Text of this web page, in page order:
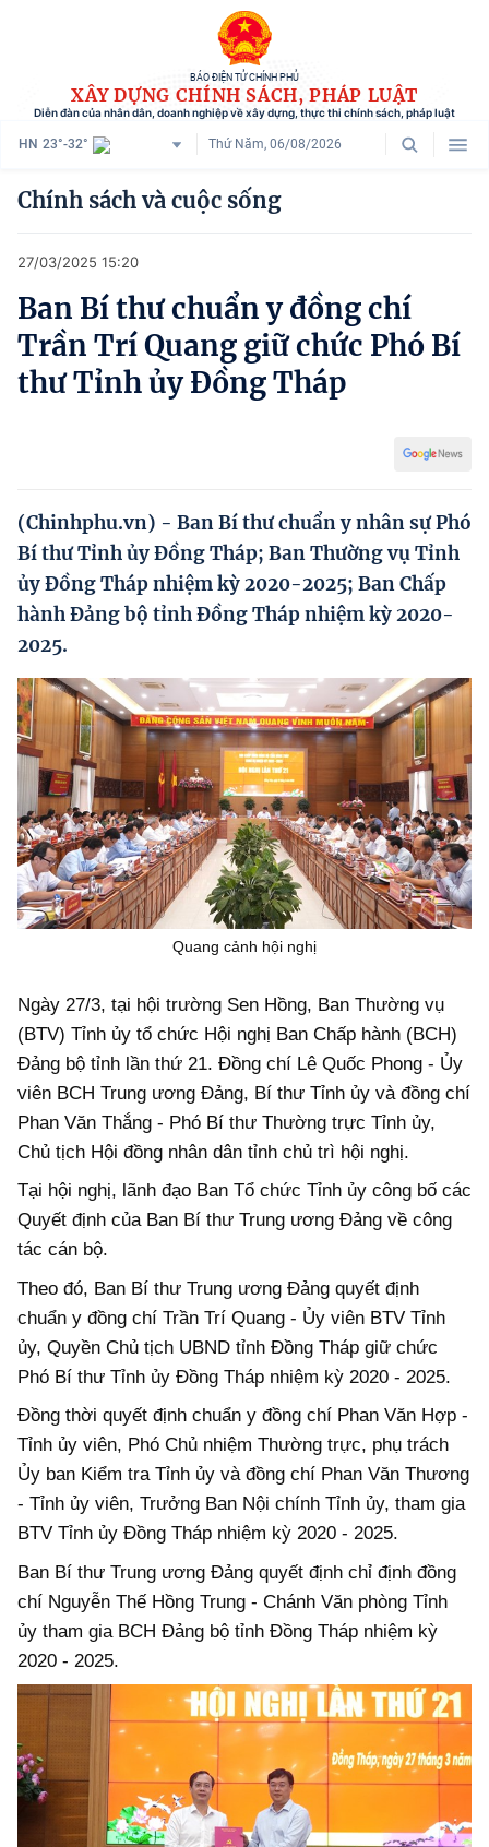
BÁO ĐIỆN TỬ CHÍNH PHỦ
XÂY DỰNG CHÍNH SÁCH, PHÁP LUẬT
Diễn đàn của nhân dân, doanh nghiệp về xây dựng, thực thi chính sách, pháp luật
HN 23°-32° Thứ Năm, 06/08/2026
Danh mục
Tham vấn chính sách
Người dân góp ý
Phát triển kinh tế tư nhân và doanh nghiệp dân tộc
Ocop và chuỗi giá trị Nông sản
Kinh tế tư nhân
Doanh nghiệp dân tộc
Khác
Video
Photo
Chính sách và cuộc sống
27/03/2025 15:20
Ban Bí thư chuẩn y đồng chí
Trần Trí Quang giữ chức Phó Bí
thư Tỉnh ủy Đồng Tháp
(Chinhphu.vn) - Ban Bí thư chuẩn y nhân sự Phó
Bí thư Tỉnh ủy Đồng Tháp; Ban Thường vụ Tỉnh
ủy Đồng Tháp nhiệm kỳ 2020-2025; Ban Chấp
hành Đảng bộ tỉnh Đồng Tháp nhiệm kỳ 2020-
2025.
Quang cảnh hội nghị
Ngày 27/3, tại hội trường Sen Hồng, Ban Thường vụ
(BTV) Tỉnh ủy tổ chức Hội nghị Ban Chấp hành (BCH)
Đảng bộ tỉnh lần thứ 21. Đồng chí Lê Quốc Phong - Ủy
viên BCH Trung ương Đảng, Bí thư Tỉnh ủy và đồng chí
Phan Văn Thắng - Phó Bí thư Thường trực Tỉnh ủy,
Chủ tịch Hội đồng nhân dân tỉnh chủ trì hội nghị.
Tại hội nghị, lãnh đạo Ban Tổ chức Tỉnh ủy công bố các
Quyết định của Ban Bí thư Trung ương Đảng về công
tác cán bộ.
Theo đó, Ban Bí thư Trung ương Đảng quyết định
chuẩn y đồng chí Trần Trí Quang - Ủy viên BTV Tỉnh
ủy, Quyền Chủ tịch UBND tỉnh Đồng Tháp giữ chức
Phó Bí thư Tỉnh ủy Đồng Tháp nhiệm kỳ 2020 - 2025.
Đồng thời quyết định chuẩn y đồng chí Phan Văn Hợp -
Tỉnh ủy viên, Phó Chủ nhiệm Thường trực, phụ trách
Ủy ban Kiểm tra Tỉnh ủy và đồng chí Phan Văn Thương
- Tỉnh ủy viên, Trưởng Ban Nội chính Tỉnh ủy, tham gia
BTV Tỉnh ủy Đồng Tháp nhiệm kỳ 2020 - 2025.
Ban Bí thư Trung ương Đảng quyết định chỉ định đồng
chí Nguyễn Thế Hồng Trung - Chánh Văn phòng Tỉnh
ủy tham gia BCH Đảng bộ tỉnh Đồng Tháp nhiệm kỳ
2020 - 2025.